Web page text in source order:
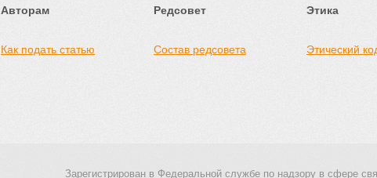
Авторам
Как подать статью
Редсовет
Состав редсовета
Этика
Этический
Зарегистрирован в Федеральной службе по надзору в сфере